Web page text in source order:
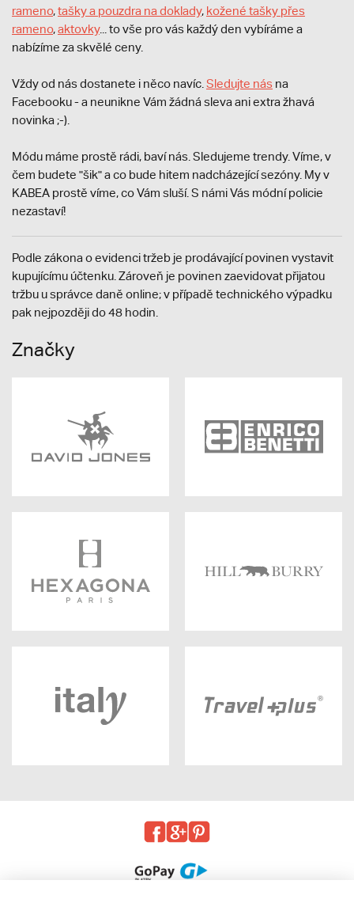
rameno,tašky a pouzdra na doklady, kožené tašky přes
rameno,aktovky... to vše pro vás každý den vybíráme a
nabízíme za skvělé ceny.
Vždy od nás dostanete i něco navíc. Sledujte nás na
Facebooku - a neunikne Vám žádná sleva ani extra žhavá
novinka ;-).
Módu máme prostě rádi, baví nás. Sledujeme trendy. Víme, v
čem budete "šik" a co bude hitem nadcházející sezóny. My v
KABEA prostě víme, co Vám sluší. S námi Vás módní policie
nezastaví!
Podle zákona o evidenci tržeb je prodávající povinen vystavit
kupujícímu účtenku. Zároveň je povinen zaevidovat přijatou
tržbu u správce daně online; v případě technického výpadku
pak nejpozději do 48 hodin.
Značky